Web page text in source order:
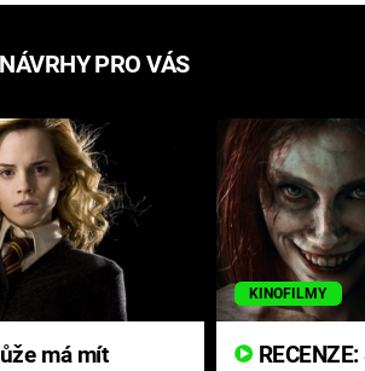
NÁVRHY PRO VÁS
má mít
KINOFILMY